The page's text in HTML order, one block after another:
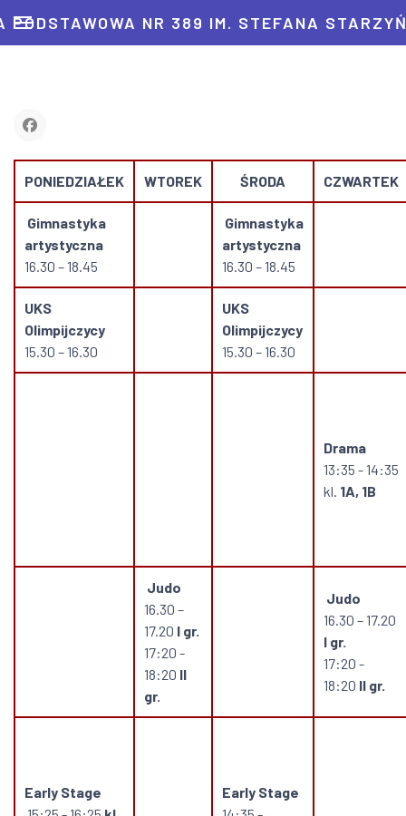
PODSTAWOWA NR 389 IM. STEFANA
PONIEDZIAŁEK WTOREK ŚRODA CZWARTEK
Gimnastyka
artystyczna
16.30 – 18.45
Gimnastyka
artystyczna
16.30 – 18.45
UKS
Olimpijczycy
15.30 – 16.30
UKS
Olimpijczycy
15.30 – 16.30
Drama
13:35 - 14:35
kl. 1A, 1B
Judo
16.30 –
17.20 I gr.
17:20 -
18:20 II
gr.
Judo
16.30 – 17.20
I gr.
17:20 -
18:20 II gr.
Early Stage
Early Stage